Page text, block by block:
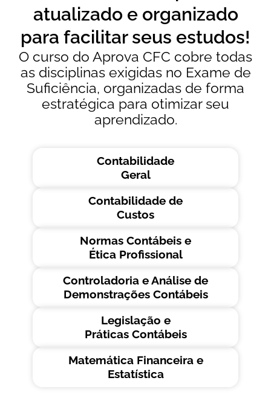
atualizado e organizado
para facilitar seus estudos!
O curso do Aprova CFC cobre todas
as disciplinas exigidas no Exame de
Suficiência, organizadas de forma
estratégica para otimizar seu
aprendizado.
Contabilidade
Geral
Contabilidade de
Custos
Normas Contábeis e
Ética Profissional
Controladoria e Análise de
Demonstrações Contábeis
Legislação e
Práticas Contábeis
Matemática Financeira e
Estatística